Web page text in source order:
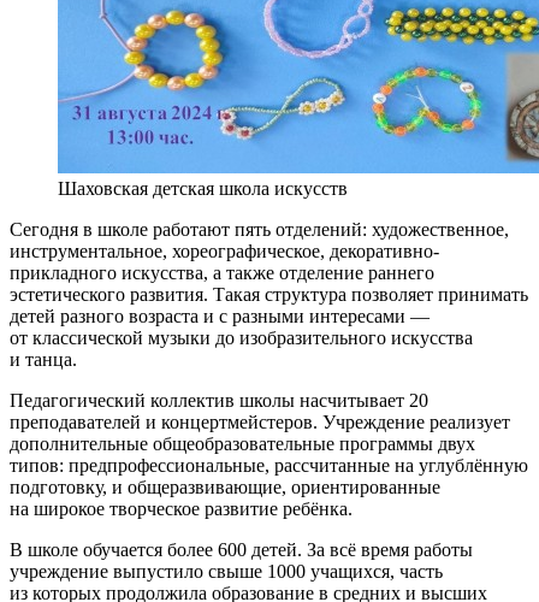
Шаховская детская школа искусств
Сегодня в школе работают пять отделений: художественное,
инструментальное, хореографическое, декоративно-
прикладного искусства, а также отделение раннего
эстетического развития. Такая структура позволяет принимать
детей разного возраста и с разными интересами —
от классической музыки до изобразительного искусства
и танца.
Педагогический коллектив школы насчитывает 20
преподавателей и концертмейстеров. Учреждение реализует
дополнительные общеобразовательные программы двух
типов: предпрофессиональные, рассчитанные на углублённую
подготовку, и общеразвивающие, ориентированные
на широкое творческое развитие ребёнка.
В школе обучается более 600 детей. За всё время работы
учреждение выпустило свыше 1000 учащихся, часть
из которых продолжила образование в средних и высших